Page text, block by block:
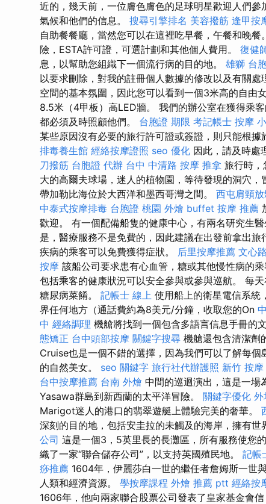
近的，幾天前，一位膚色膚色的足球明星歡迎人們
氣候和他們的信息。 搜尋引擎排名 美容撥筋 逢甲按
自助餐餐廳，當然您可以在這裡吃早餐，午餐和晚餐
險，ESTA許可證，可選計劃和其他個人費用。 復健
息，以幫助您組織下一個流行病的目的地。 雄獅 台
以要求刪除，對我的註冊個人數據的修改以及有關處
空間的基本氛圍，因此您可以看到一個3米高的自由
8.5米（4甲板）高LED牆。 我們的辦公室在獲得乘
都必須及時照顧他們。 台胞證 期限 考記帳士 按摩
某些原因沒有必要的旅行許可證或簽證，則只能根據
排毒養生館 經絡按摩證照 seo 優化 因此，請及時處
刀撥筋 台胞證 代辦 台中 中清路 按摩 推拿 旅行時，
大的高爾夫球場，迷人的植物園，等待發現的洞穴，
帶加勒比海位於大西洋和墨西哥灣之間。 西屯肩頸放
中泰式按摩排毒 台胞證 桃園 外燴 buffet 按摩 推薦
歡迎。 有一個配備船隻的健康中心，有兩名研究生
是，醫療服務不是免費的，因此建議在出發前拿出旅
疾病的乘客可以免費獲得症狀。 后里按摩推薦 文心
按摩 該船公司要求患有心血管，糖或其他慢性病的乘
包括乘客的健康狀況可以安全參與或參與巡航。 每
糖尿病菜餚。 記帳士 線上 使用船上的衛星電信系統
界任何地方（通話費約為8美元/分鐘，收取您的On
中 經絡調理 機艙將找到一個包含多語言信息手冊的
態矯正 台中頭部按摩 關鍵字搜尋 機艙還包含清潔劑
Cruise也是一個不錯的選擇，因為我們可以了解每
的自然美女。 seo 關鍵字 旅行社代辦護照 新竹 按摩
台中按摩推薦 台南 外燴 中間的巡迴演出，這是一場
Yasawa群島到新西蘭的太平洋冒險。 關鍵字優化 外
Marigot迷人的港口的翡翠遊艇上體驗完美的奢華。
深刻的目的地，包括安圭拉的未觸及的海岸，擁有世
公司 這是一個3，5英里長的長灘區，所有服務使您
織了一家“聯合儲存公司”，以支持英國殖民地。 記帳
痧推薦 1604年，伊麗莎白一世的繼任者詹姆斯一世
人類和經濟資源。 學按摩課程 外燴 推薦 ptt 經絡按
1606年，他向兩家聯合股票公司發表了皇家基金會